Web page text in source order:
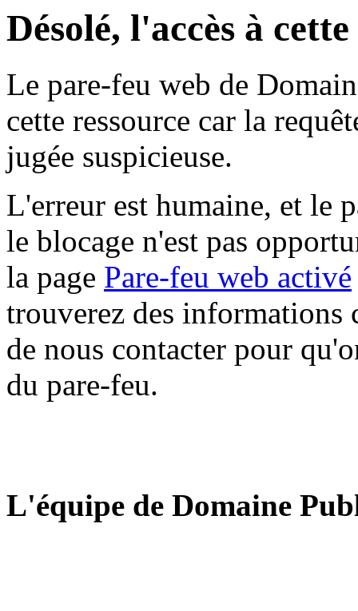
Désolé, l'accès à
Le pare-feu web de
cette ressource car la
jugée suspicieuse.
L'erreur est humaine, et le
le blocage n'est pas
la page Pare-feu web activé
trouverez des informations
de nous contacter pour
du pare-feu.
L'équipe de Domaine